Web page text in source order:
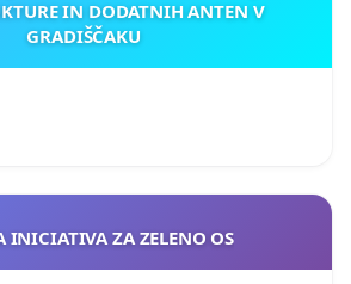
IN DODATNIH ANTEN V
GRADIŠČAKU
INICIATIVA ZA ZELENO OS